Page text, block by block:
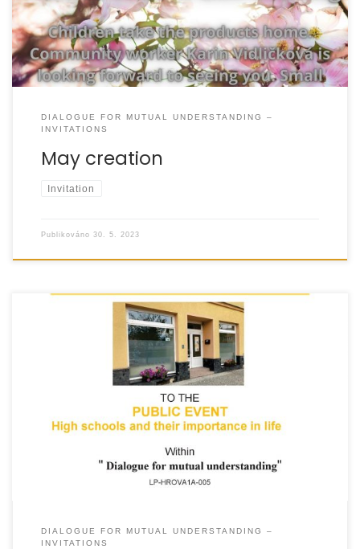
DIALOGUE FOR MUTUAL UNDERSTANDING –
INVITATIONS
May creation
Invitation
Publikováno 30. 5. 2023
DIALOGUE FOR MUTUAL UNDERSTANDING –
INVITATIONS